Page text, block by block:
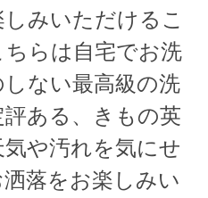
みいただけるこ
らは自宅でお洗
ない最高級の洗
ある、きもの英
や汚れを気にせ
落をお楽しみい